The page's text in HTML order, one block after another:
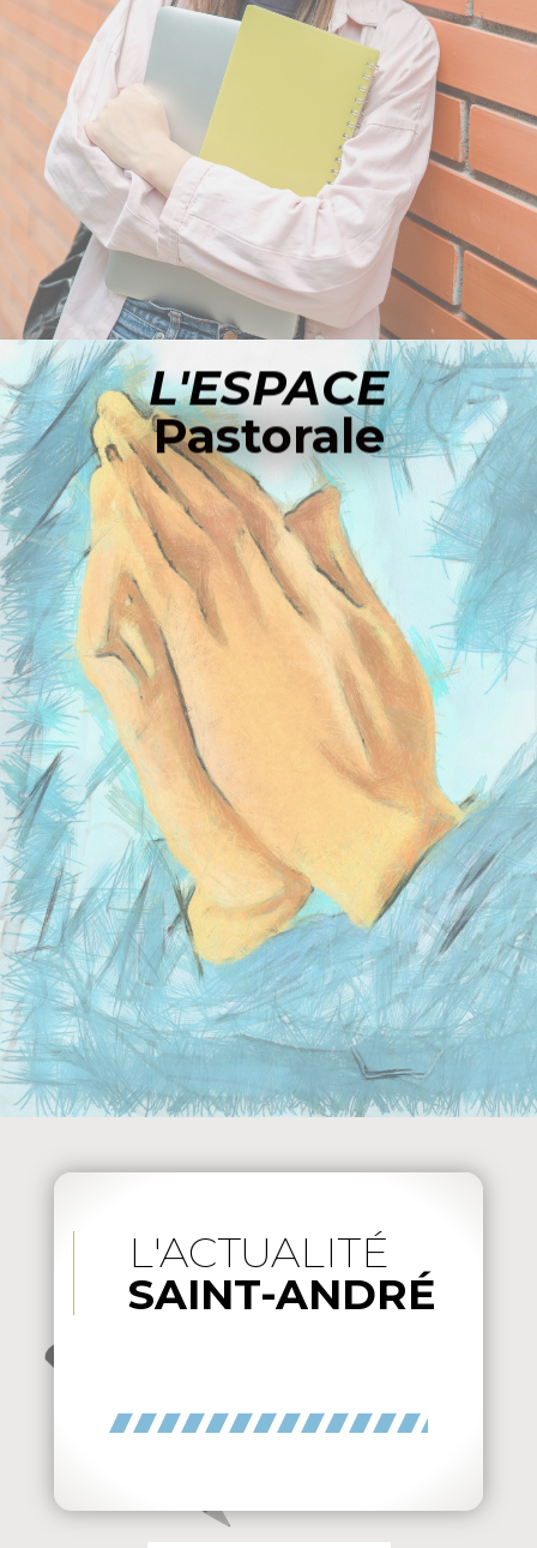
ACCÉDER À L'ESPACE LYCÉE
L'ESPACE
Pastorale
ACCÉDER À L'ESPACE PASTORALE (BIENTÔT
DISPONIBLE)
L'ACTUALITÉ
SAINT-ANDRÉ